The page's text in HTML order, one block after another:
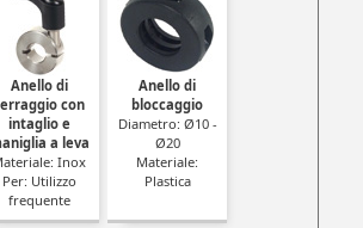
Anello di
con
intaglio e
a leva
Inox
Per: Utilizzo
frequente
Anello di
bloccaggio
Diametro: Ø10 -
Ø20
Materiale:
Plastica